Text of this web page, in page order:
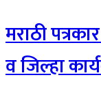
मराठी
व जिल्हा